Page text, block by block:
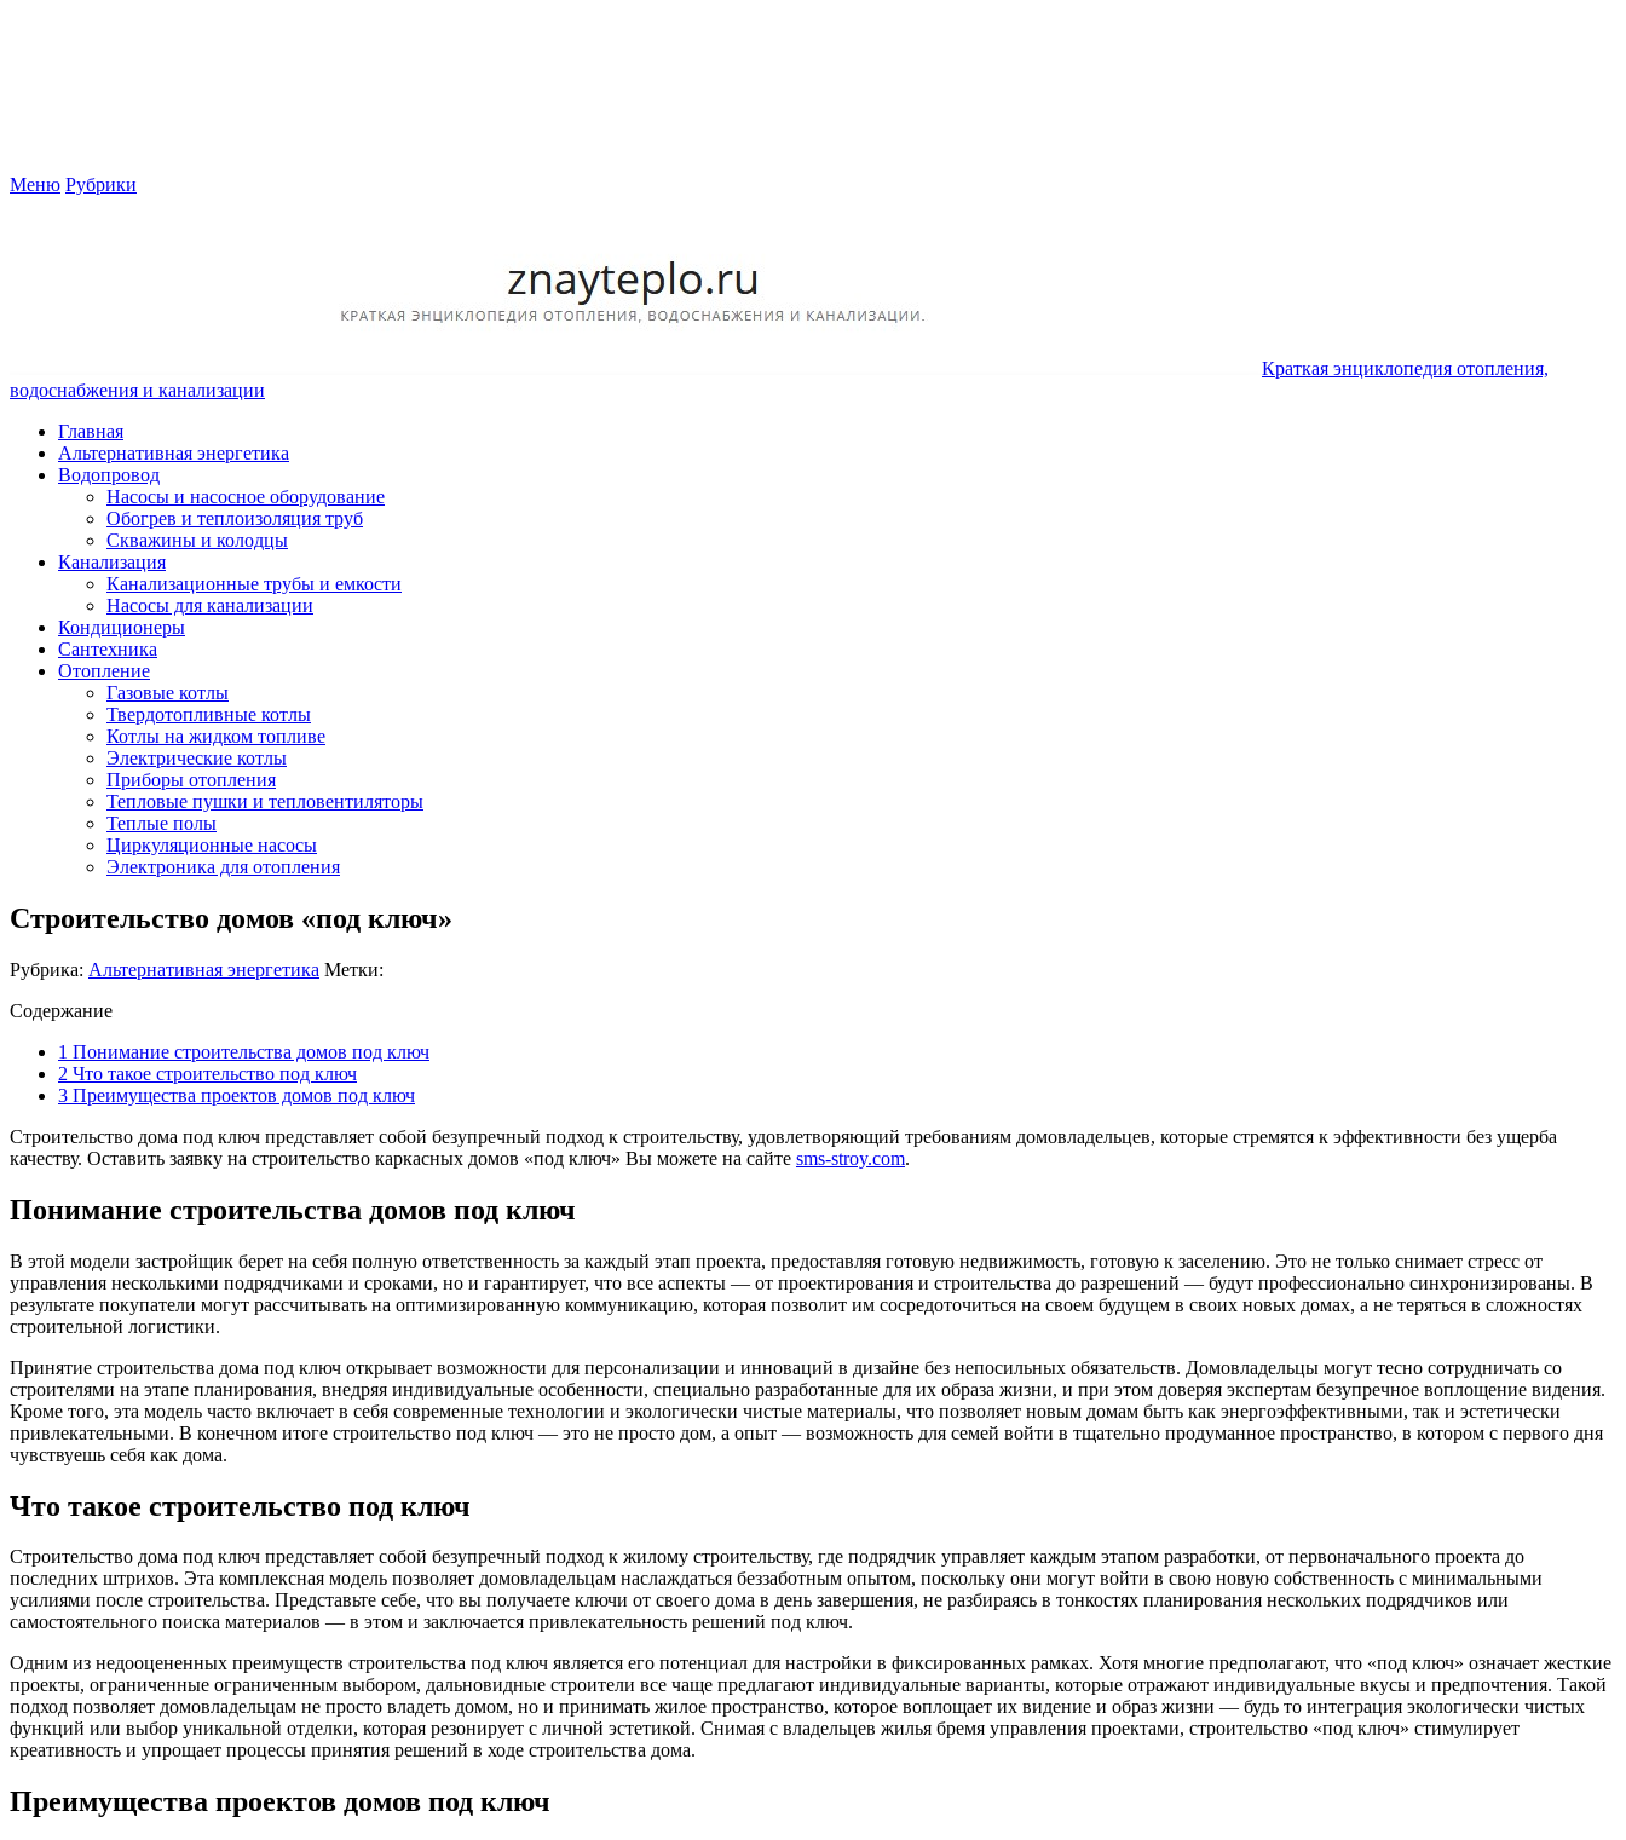
Меню Рубрики
Краткая энциклопедия отопления,
водоснабжения и канализации
Главная
Альтернативная энергетика
Водопровод
Насосы и насосное оборудование
Обогрев и теплоизоляция труб
Скважины и колодцы
Канализация
Канализационные трубы и емкости
Насосы для канализации
Кондиционеры
Сантехника
Отопление
Газовые котлы
Твердотопливные котлы
Котлы на жидком топливе
Электрические котлы
Приборы отопления
Тепловые пушки и тепловентиляторы
Теплые полы
Циркуляционные насосы
Электроника для отопления
Строительство домов «под ключ»
Рубрика: Альтернативная энергетика Метки:
Содержание
1 Понимание строительства домов под ключ
2 Что такое строительство под ключ
3 Преимущества проектов домов под ключ
Строительство дома под ключ представляет собой безупречный подход к строительству, удовлетворяющий требованиям домовладельцев, которые стремятся к эффективности без ущерба
качеству. Оставить заявку на строительство каркасных домов «под ключ» Вы можете на сайте sms-stroy.com.
Понимание строительства домов под ключ
В этой модели застройщик берет на себя полную ответственность за каждый этап проекта, предоставляя готовую недвижимость, готовую к заселению. Это не только снимает стресс от
управления несколькими подрядчиками и сроками, но и гарантирует, что все аспекты — от проектирования и строительства до разрешений — будут профессионально синхронизированы. В
результате покупатели могут рассчитывать на оптимизированную коммуникацию, которая позволит им сосредоточиться на своем будущем в своих новых домах, а не теряться в сложностях
строительной логистики.
Принятие строительства дома под ключ открывает возможности для персонализации и инноваций в дизайне без непосильных обязательств. Домовладельцы могут тесно сотрудничать со
строителями на этапе планирования, внедряя индивидуальные особенности, специально разработанные для их образа жизни, и при этом доверяя экспертам безупречное воплощение видения.
Кроме того, эта модель часто включает в себя современные технологии и экологически чистые материалы, что позволяет новым домам быть как энергоэффективными, так и эстетически
привлекательными. В конечном итоге строительство под ключ — это не просто дом, а опыт — возможность для семей войти в тщательно продуманное пространство, в котором с первого дня
чувствуешь себя как дома.
Что такое строительство под ключ
Строительство дома под ключ представляет собой безупречный подход к жилому строительству, где подрядчик управляет каждым этапом разработки, от первоначального проекта до
последних штрихов. Эта комплексная модель позволяет домовладельцам наслаждаться беззаботным опытом, поскольку они могут войти в свою новую собственность с минимальными
усилиями после строительства. Представьте себе, что вы получаете ключи от своего дома в день завершения, не разбираясь в тонкостях планирования нескольких подрядчиков или
самостоятельного поиска материалов — в этом и заключается привлекательность решений под ключ.
Одним из недооцененных преимуществ строительства под ключ является его потенциал для настройки в фиксированных рамках. Хотя многие предполагают, что «под ключ» означает жесткие
проекты, ограниченные ограниченным выбором, дальновидные строители все чаще предлагают индивидуальные варианты, которые отражают индивидуальные вкусы и предпочтения. Такой
подход позволяет домовладельцам не просто владеть домом, но и принимать жилое пространство, которое воплощает их видение и образ жизни — будь то интеграция экологически чистых
функций или выбор уникальной отделки, которая резонирует с личной эстетикой. Снимая с владельцев жилья бремя управления проектами, строительство «под ключ» стимулирует
креативность и упрощает процессы принятия решений в ходе строительства дома.
Преимущества проектов домов под ключ